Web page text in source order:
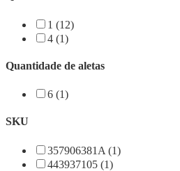
1 (12)
4 (1)
Quantidade de aletas
6 (1)
SKU
357906381A (1)
443937105 (1)